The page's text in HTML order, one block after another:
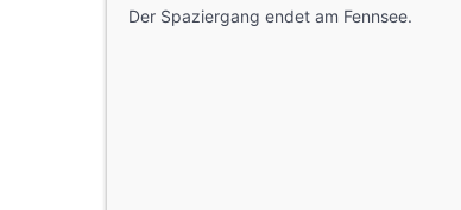
Der Spaziergang endet am Fennsee.